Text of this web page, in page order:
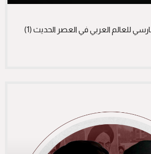
للعالم العربي في العصر الحديث (1)